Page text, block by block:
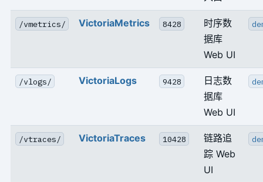
/vmetrics/ VictoriaMetrics 8428
时序数
据库
Web UI
/vlogs/ VictoriaLogs 9428
日志数
据库
Web UI
/vtraces/ VictoriaTraces 10428
链路追
踪 Web
UI